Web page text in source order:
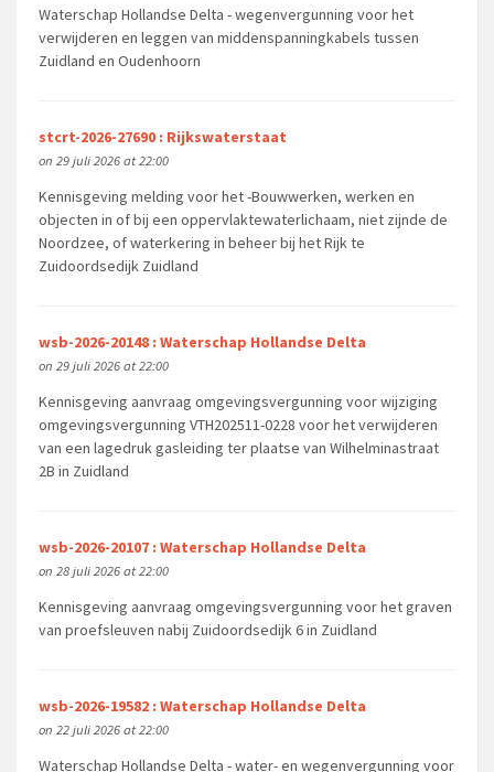
Waterschap Hollandse Delta - wegenvergunning voor het
verwijderen en leggen van middenspanningkabels tussen
Zuidland en Oudenhoorn
stcrt-2026-27690 : Rijkswaterstaat
on 29 juli 2026 at 22:00
Kennisgeving melding voor het -Bouwwerken, werken en
objecten in of bij een oppervlaktewaterlichaam, niet zijnde de
Noordzee, of waterkering in beheer bij het Rijk te
Zuidoordsedijk Zuidland
wsb-2026-20148 : Waterschap Hollandse Delta
on 29 juli 2026 at 22:00
Kennisgeving aanvraag omgevingsvergunning voor wijziging
omgevingsvergunning VTH202511-0228 voor het verwijderen
van een lagedruk gasleiding ter plaatse van Wilhelminastraat
2B in Zuidland
wsb-2026-20107 : Waterschap Hollandse Delta
on 28 juli 2026 at 22:00
Kennisgeving aanvraag omgevingsvergunning voor het graven
van proefsleuven nabij Zuidoordsedijk 6 in Zuidland
wsb-2026-19582 : Waterschap Hollandse Delta
on 22 juli 2026 at 22:00
Waterschap Hollandse Delta - water- en wegenvergunning voor